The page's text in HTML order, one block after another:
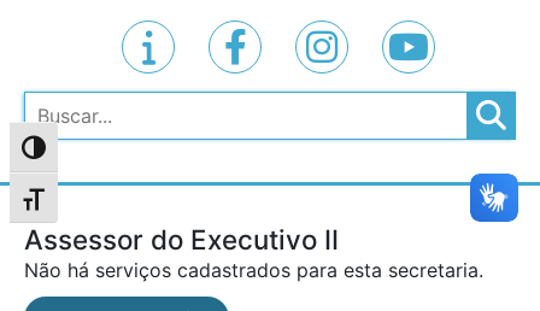
Alternar alto contraste
Alternar tamanho da fonte
Pesquisar
Assessor do Executivo II
Não há serviços cadastrados para esta secretaria.